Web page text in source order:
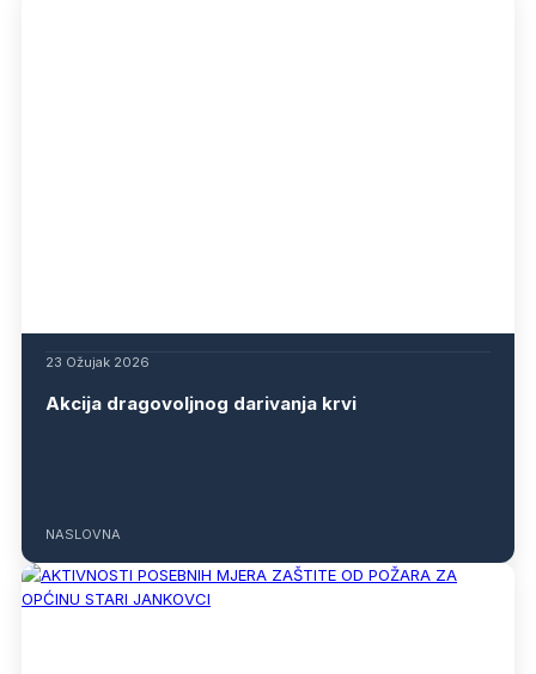
23 Ožujak 2026
Akcija dragovoljnog darivanja krvi
NASLOVNA